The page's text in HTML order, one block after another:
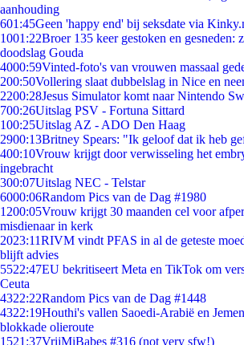
aanhouding
601:45Geen 'happy end' bij seksdate via
1001:22Broer 135 keer gestoken en gesneden:
doodslag Gouda
4000:59Vinted-foto's van vrouwen massaal
200:50Vollering slaat dubbelslag in Nice en
2200:28Jesus Simulator komt naar Nintendo
700:26Uitslag PSV - Fortuna Sittard
100:25Uitslag AZ - ADO Den Haag
2900:13Britney Spears: "Ik geloof dat ik heb
400:10Vrouw krijgt door verwisseling het
ingebracht
300:07Uitslag NEC - Telstar
6000:06Random Pics van de Dag #1980
1200:05Vrouw krijgt 30 maanden cel voor
misdienaar in kerk
2023:11RIVM vindt PFAS in al de geteste
blijft advies
5522:47EU bekritiseert Meta en TikTok om
Ceuta
4322:22Random Pics van de Dag #1448
4322:19Houthi's vallen Saoedi-Arabië en
blokkade olieroute
1521:37VrijMiBabes #316 (not very sfw!)